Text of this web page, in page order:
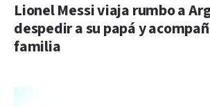
Lionel Messi viaja rumbo a
despedir a su papá y
familia